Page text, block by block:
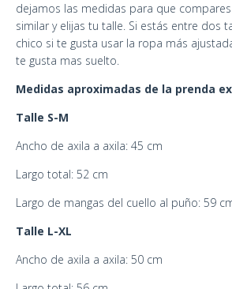
dejamos las medidas para que
similar y elijas tu talle. Si estás entre dos
chico si te gusta usar la ropa más
te gusta mas suelto.
Medidas aproximadas de la prenda
Talle S-M
Ancho de axila a axila: 45 cm
Largo total: 52 cm
Largo de mangas del cuello al puño: 59
Talle L-XL
Ancho de axila a axila: 50 cm